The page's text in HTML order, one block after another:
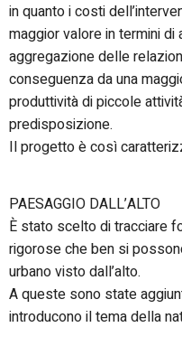
in quanto i costi
maggior valore in termini
aggregazione delle
conseguenza da una
produttività di piccole
predisposizione.
Il progetto è così
PAESAGGIO DALL’ALTO
È stato scelto di tracciare
rigorose che ben si
urbano visto dall’alto.
A queste sono state
introducono il tema della